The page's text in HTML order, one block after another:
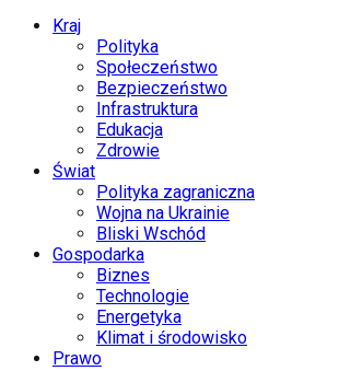
Kraj
Polityka
Społeczeństwo
Bezpieczeństwo
Infrastruktura
Edukacja
Zdrowie
Świat
Polityka zagraniczna
Wojna na Ukrainie
Bliski Wschód
Gospodarka
Biznes
Technologie
Energetyka
Klimat i środowisko
Prawo